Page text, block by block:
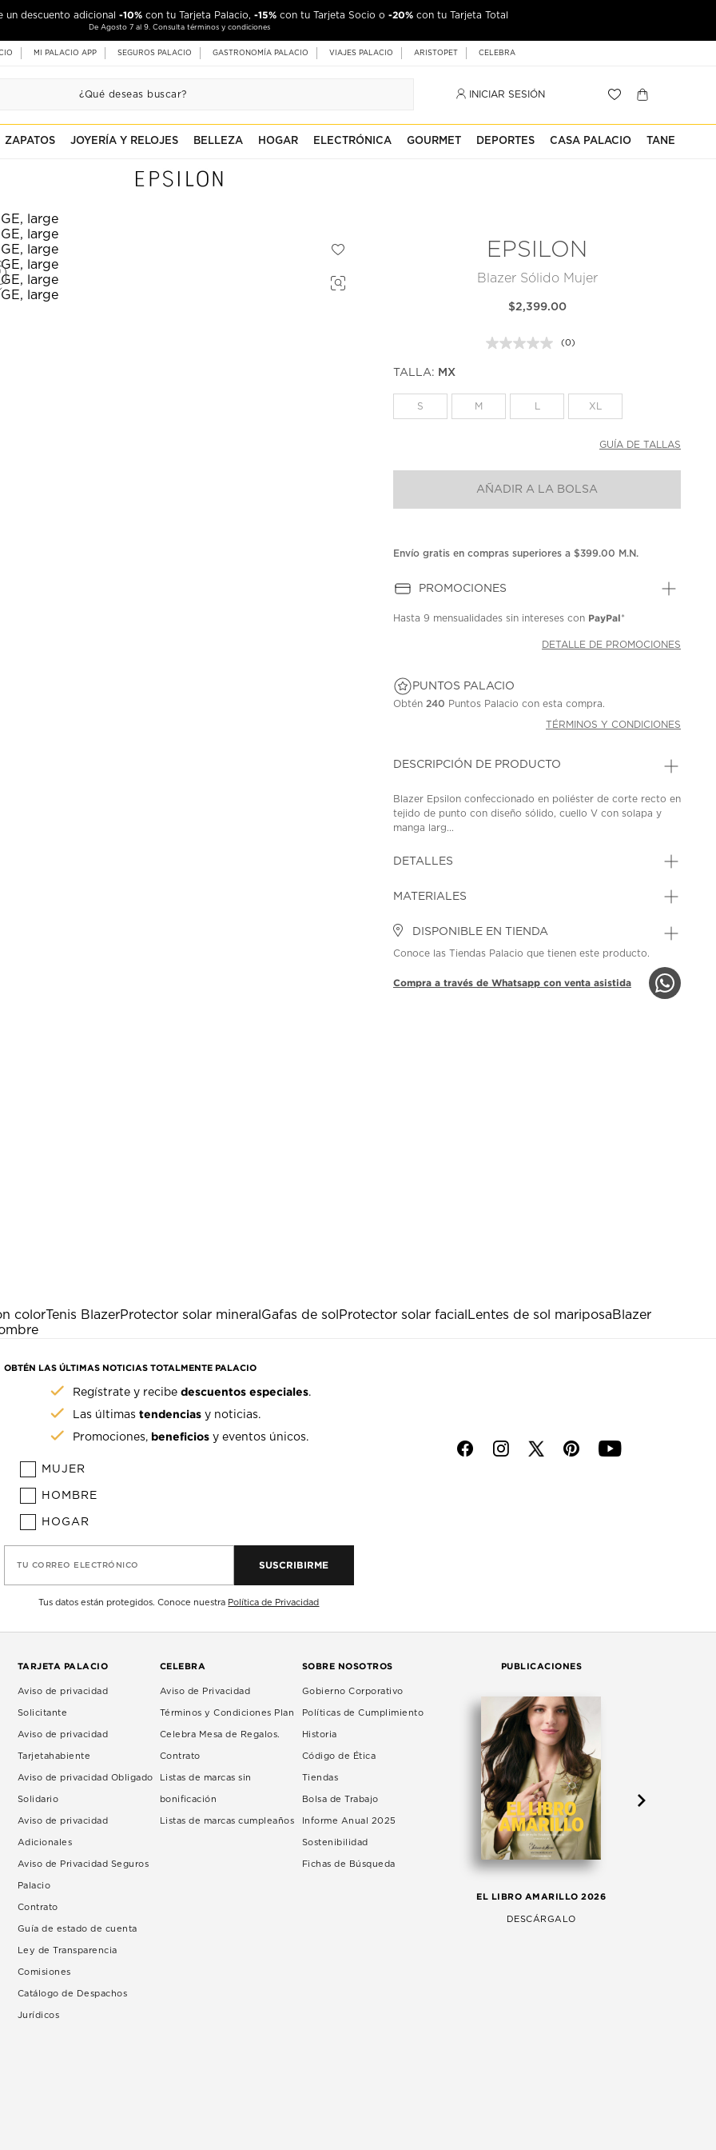
un descuento adicional -10% con tu Tarjeta Palacio, -15% con tu Tarjeta Socio o -20% con tu Tarjeta Total
De Agosto 7 al 9. Consulta términos y condiciones
MI PALACIO APP SEGUROS PALACIO GASTRONOMÍA PALACIO VIAJES PALACIO ARISTOPET CELEBRA
INICIAR SESIÓN
ZAPATOS JOYERÍA Y RELOJES BELLEZA HOGAR ELECTRÓNICA GOURMET DEPORTES CASA PALACIO TANE
EPSILON
Blazer Sólido Mujer
$2,399.00
Sin
misma
(0)
TALLA: MX
S M XL
GUÍA DE TALLAS
AÑADIR A LA BOLSA
Envío gratis en compras superiores a $399.00 M.N.
PROMOCIONES
Hasta9 mensualidades sin intereses con PayPal*
DETALLE DE PROMOCIONES
PUNTOS PALACIO
Obtén 240 Puntos Palacio con esta compra.
TÉRMINOS Y CONDICIONES
DESCRIPCIÓN DE PRODUCTO
Blazer Epsilon confeccionado en poliéster de corte recto en
tejido de punto con diseño sólido, cuello V con solapa y
manga larg...
DETALLES
MATERIALES
DISPONIBLE EN TIENDA
Conoce las Tiendas Palacio que tienen este producto.
Compra a través de Whatsapp con venta asistida
colorTenis BlazerProtector solar mineral Gafas de sol Protector solar facial Lentes de sol mariposaBlazer
OBTÉN LAS ÚLTIMAS NOTICIAS TOTALMENTE PALACIO
Regístrate y recibedescuentos especiales.
Las últimastendencias y noticias.
Promociones, beneficios y eventos únicos.
MUJER
HOMBRE
HOGAR
TU CORREO ELECTRÓNICO SUSCRIBIRME
Tus datos están protegidos. Conoce nuestra Política de Privacidad
f i p y
TARJETA PALACIO
Aviso de privacidad
Solicitante
Aviso de privacidad
Tarjetahabiente
Aviso de privacidad Obligado
Solidario
Aviso de privacidad
Adicionales
Aviso de Privacidad Seguros
Palacio
Contrato
Guía de estado de cuenta
Ley de Transparencia
Comisiones
Catálogo de Despachos
Jurídicos
CELEBRA
Aviso de Privacidad
Términos y Condiciones Plan
Celebra Mesa de Regalos.
Contrato
Listas de marcas sin
bonificación
Listas de marcas cumpleaños
SOBRE NOSOTROS
Gobierno Corporativo
Políticas de Cumplimiento
Historia
Código de Ética
Tiendas
Bolsa de Trabajo
Informe Anual 2025
Sostenibilidad
Fichas de Búsqueda
PUBLICACIONES
EL LIBRO AMARILLO 2026
DESCÁRGALO